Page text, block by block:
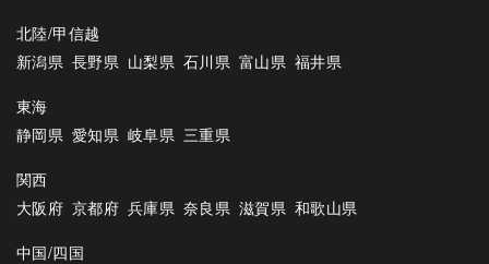
北陸/甲信越
新潟県 長野県 山梨県 石川県 富山県 福井県
東海
静岡県 愛知県 岐阜県 三重県
関西
大阪府 京都府 兵庫県 奈良県 滋賀県 和歌山県
中国/四国